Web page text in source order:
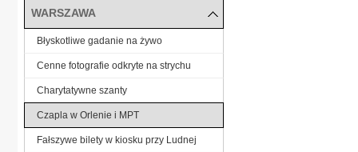
WARSZAWA
Błyskotliwe gadanie na żywo
Cenne fotografie odkryte na strychu
Charytatywne szanty
Czapla w Orlenie i MPT
Fałszywe bilety w kiosku przy Ludnej